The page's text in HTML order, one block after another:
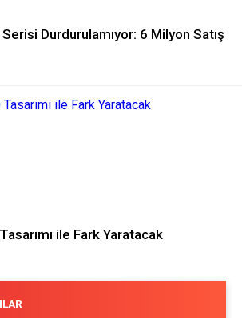
Durdurulamıyor: 6 Milyon Satış
ile Fark Yaratacak